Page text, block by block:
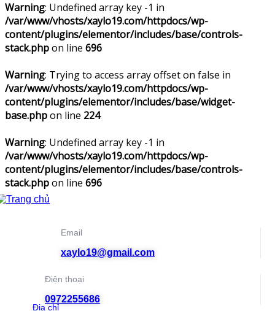
Warning: Undefined array key -1 in
/var/www/vhosts/xaylo19.com/httpdocs/wp-
content/plugins/elementor/includes/base/controls-
stack.phpon line 696
Warning: Trying to access array offset on false in
/var/www/vhosts/xaylo19.com/httpdocs/wp-
content/plugins/elementor/includes/base/widget-
base.phpon line 224
Warning: Undefined array key -1 in
/var/www/vhosts/xaylo19.com/httpdocs/wp-
content/plugins/elementor/includes/base/controls-
stack.phpon line 696
Email
xaylo19@gmail.com
Điện thoại
0972255686
Địa chỉ